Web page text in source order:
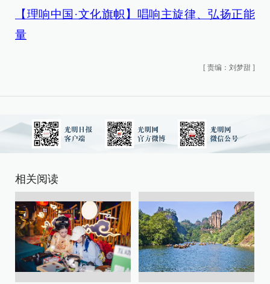
【理响中国·文化旗帜】唱响主旋律、弘扬正能
量
[ 责编：刘梦甜 ]
相关阅读